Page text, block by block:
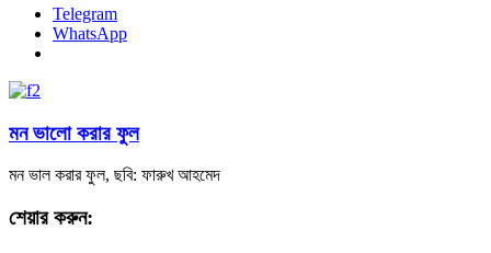
Telegram
WhatsApp
মন ভালো করার ফুল
মন ভাল করার ফুল, ছবি: ফারুখ আহমেদ
শেয়ার করুন: